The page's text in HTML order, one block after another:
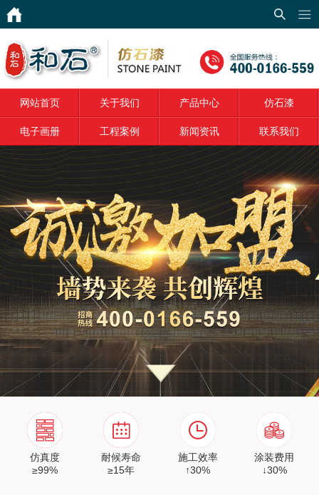
网站首页
关于我们
产品中心
仿石漆
电子画册
工程案例
新闻资讯
联系我们
网站首页 关于我们 产品中心 仿石漆
电子画册 工程案例 新闻资讯 联系我们
仿真度
≥99%
耐候寿命
≥15年
施工效率
↑30%
涂装费用
↓30%